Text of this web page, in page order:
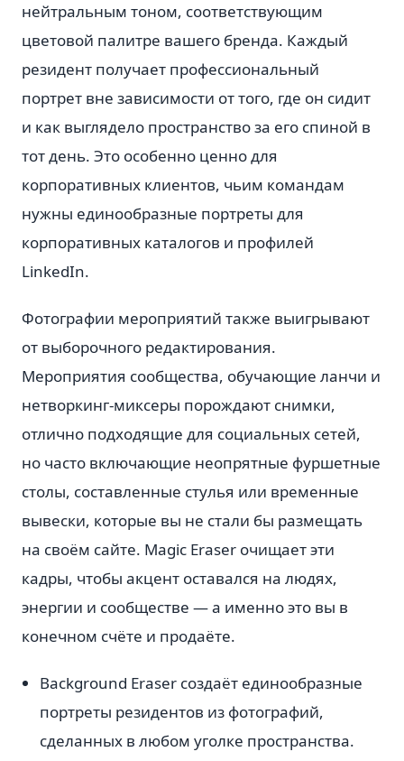
нейтральным тоном, соответствующим
цветовой палитре вашего бренда. Каждый
резидент получает профессиональный
портрет вне зависимости от того, где он сидит
и как выглядело пространство за его спиной в
тот день. Это особенно ценно для
корпоративных клиентов, чьим командам
нужны единообразные портреты для
корпоративных каталогов и профилей
LinkedIn.
Фотографии мероприятий также выигрывают
от выборочного редактирования.
Мероприятия сообщества, обучающие ланчи и
нетворкинг-миксеры порождают снимки,
отлично подходящие для социальных сетей,
но часто включающие неопрятные фуршетные
столы, составленные стулья или временные
вывески, которые вы не стали бы размещать
на своём сайте. Magic Eraser очищает эти
кадры, чтобы акцент оставался на людях,
энергии и сообществе — а именно это вы в
конечном счёте и продаёте.
Background Eraser создаёт единообразные
портреты резидентов из фотографий,
сделанных в любом уголке пространства.